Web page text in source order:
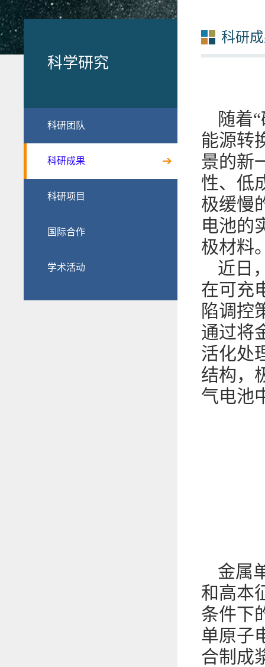
科学研究
科研团队
科研成果
科研项目
国际合作
学术活动
科研
随着
能源转
景的新
性、低
极缓慢
电池的
极材料
近日
在可充
陷调控
通过将
活化处
结构，
气电池
金属
和高本
条件下
单原子
合制成